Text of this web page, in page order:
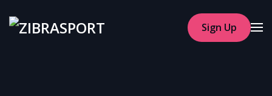
Skip to main content
Sign Up